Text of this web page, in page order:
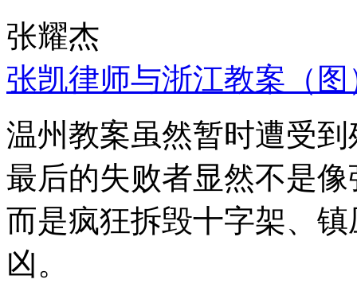
张耀杰
张凯律师与浙江教案（图
温州教案虽然暂时遭受
最后的失败者显然不是
而是疯狂拆毁十字架、
凶。